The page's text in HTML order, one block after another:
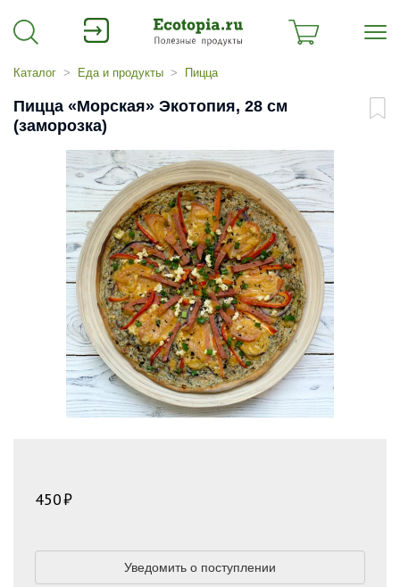
Каталог Еда и продукты Пицца
Пицца «Морская» Экотопия, 28 см
(заморозка)
450
Уведомить о поступлении